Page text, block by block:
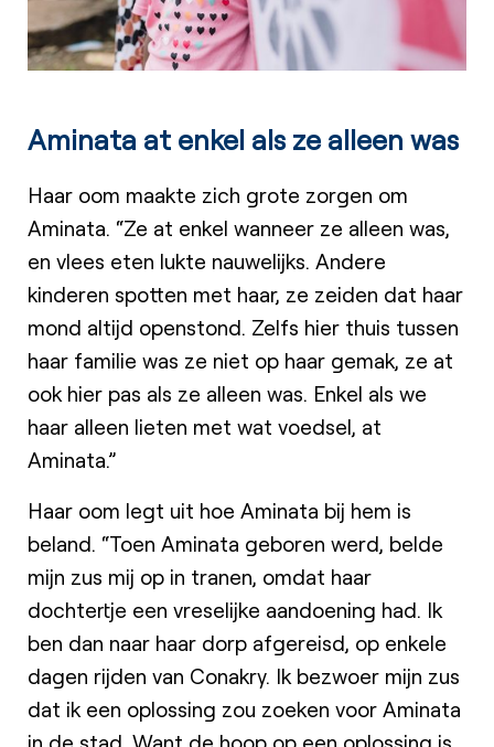
Aminata at enkel als ze alleen was
Haar oom maakte zich grote zorgen om
Aminata. “Ze at enkel wanneer ze alleen was,
en vlees eten lukte nauwelijks. Andere
kinderen spotten met haar, ze zeiden dat haar
mond altijd openstond. Zelfs hier thuis tussen
haar familie was ze niet op haar gemak, ze at
ook hier pas als ze alleen was. Enkel als we
haar alleen lieten met wat voedsel, at
Aminata.”
Haar oom legt uit hoe Aminata bij hem is
beland. “Toen Aminata geboren werd, belde
mijn zus mij op in tranen, omdat haar
dochtertje een vreselijke aandoening had. Ik
ben dan naar haar dorp afgereisd, op enkele
dagen rijden van Conakry. Ik bezwoer mijn zus
dat ik een oplossing zou zoeken voor Aminata